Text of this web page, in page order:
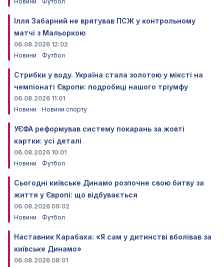
Ілля Забарний не врятував ПСЖ у контрольному
матчі з Мальоркою
06.08.2026 12:02
Новини
Футбол
Стрибки у воду. Україна стала золотою у міксті на
чемпіонаті Європи: подробиці нашого тріумфу
06.08.2026 11:01
Новини
Новини спорту
УЄФА реформував систему покарань за жовті
картки: усі деталі
06.08.2026 10:01
Новини
Футбол
Сьогодні київське Динамо розпочне свою битву за
життя у Європі: що відбувається
06.08.2026 09:02
Новини
Футбол
Наставник Карабаха: «Я сам у дитинстві вболівав за
київське Динамо»
06.08.2026 08:01